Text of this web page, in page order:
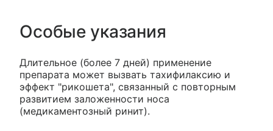
Особые указания
Длительное (более 7 дней) применение
препарата может вызвать тахифилаксию и
эффект "рикошета", связанный с повторным
развитием заложенности носа
(медикаментозный ринит).